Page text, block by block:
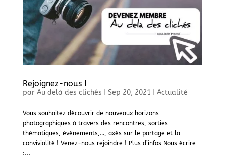
Rejoignez-nous !
par Au delà des clichés Sep 20, 2021 Actualité
Vous souhaitez découvrir de nouveaux horizons
photographiques à travers des rencontres, sorties
thématiques, événements,…, axés sur le partage et la
convivialité ! Venez-nous rejoindre ! Plus d’infos Nous écrire